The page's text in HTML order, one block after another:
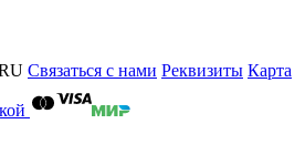
Связаться с нами Реквизиты Карта